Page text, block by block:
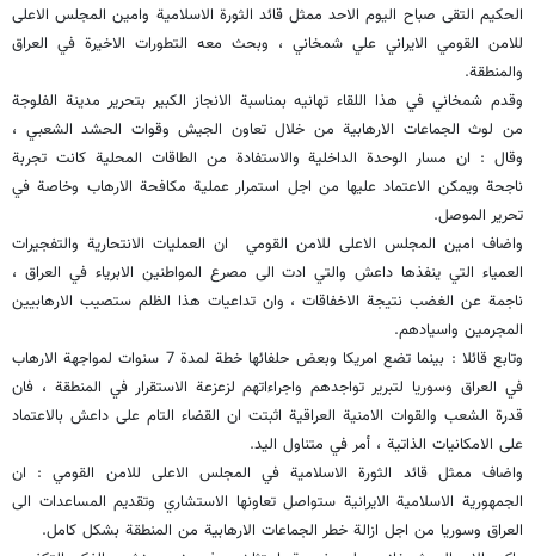
الحكيم التقى صباح اليوم الاحد ممثل قائد الثورة الاسلامية وامين المجلس الاعلى
للامن القومي الايراني علي شمخاني ، وبحث معه التطورات الاخيرة في العراق
والمنطقة.
وقدم شمخاني في هذا اللقاء تهانيه بمناسبة الانجاز الكبير بتحرير مدينة الفلوجة
من لوث الجماعات الارهابية من خلال تعاون الجيش وقوات الحشد الشعبي ،
وقال : ان مسار الوحدة الداخلية والاستفادة من الطاقات المحلية كانت تجربة
ناجحة ويمكن الاعتماد عليها من اجل استمرار عملية مكافحة الارهاب وخاصة في
تحرير الموصل.
واضاف امين المجلس الاعلى للامن القومي ان العمليات الانتحارية والتفجيرات
العمياء التي ينفذها داعش والتي ادت الى مصرع المواطنين الابرياء في العراق ،
ناجمة عن الغضب نتيجة الاخفاقات ، وان تداعيات هذا الظلم ستصيب الارهابيين
المجرمين واسيادهم.
وتابع قائلا : بينما تضع امريكا وبعض حلفائها خطة لمدة 7 سنوات لمواجهة الارهاب
في العراق وسوريا لتبرير تواجدهم واجراءاتهم لزعزعة الاستقرار في المنطقة ، فان
قدرة الشعب والقوات الامنية العراقية اثبتت ان القضاء التام على داعش بالاعتماد
على الامكانيات الذاتية ، أمر في متناول اليد.
واضاف ممثل قائد الثورة الاسلامية في المجلس الاعلى للامن القومي : ان
الجمهورية الاسلامية الايرانية ستواصل تعاونها الاستشاري وتقديم المساعدات الى
العراق وسوريا من اجل ازالة خطر الجماعات الارهابية من المنطقة بشكل كامل.